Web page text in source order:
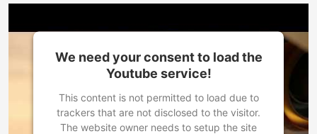
We need your consent to load the
Youtube service!
This content is not permitted to load due to
trackers that are not disclosed to the visitor.
The website owner needs to setup the site